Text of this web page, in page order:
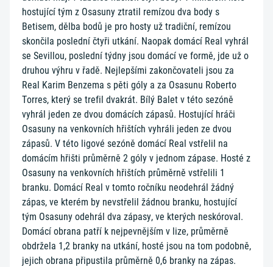
hostující tým z Osasuny ztratil remízou dva body s
Betisem, dělba bodů je pro hosty už tradiční, remízou
skončila poslední čtyři utkání. Naopak domácí Real vyhrál
se Sevillou, poslední týdny jsou domácí ve formě, jde už o
druhou výhru v řadě. Nejlepšími zakončovateli jsou za
Real Karim Benzema s pěti góly a za Osasunu Roberto
Torres, který se trefil dvakrát. Bílý Balet v této sezóně
vyhrál jeden ze dvou domácích zápasů. Hostující hráči
Osasuny na venkovních hřištích vyhráli jeden ze dvou
zápasů. V této ligové sezóně domácí Real vstřelil na
domácím hřišti průměrně 2 góly v jednom zápase. Hosté z
Osasuny na venkovních hřištích průměrně vstřelili 1
branku. Domácí Real v tomto ročníku neodehrál žádný
zápas, ve kterém by nevstřelil žádnou branku, hostující
tým Osasuny odehrál dva zápasy, ve kterých neskóroval.
Domácí obrana patří k nejpevnějším v lize, průměrně
obdržela 1,2 branky na utkání, hosté jsou na tom podobně,
jejich obrana připustila průměrně 0,6 branky na zápas.